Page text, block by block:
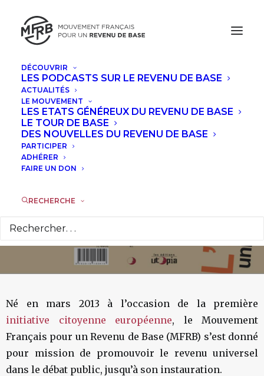
DÉCOUVRIR
LES PODCASTS SUR LE REVENU DE BASE
ACTUALITÉS
LE MOUVEMENT
LES ETATS GÉNÉREUX DU REVENU DE BASE
LE TOUR DE BASE
DES NOUVELLES DU REVENU DE BASE
PARTICIPER
ADHÉRER
FAIRE UN DON
RECHERCHE
L’allocation
universelle
d’existence, la
protection sociale
du XXI° siècle
8 SEPTEMBRE 2021
Né en mars 2013 à l’occasion de la première
initiative citoyenne européenne, le Mouvement
Français pour un Revenu de Base (MFRB) s’est donné
pour mission de promouvoir le revenu universel
dans le débat public, jusqu’à son instauration.